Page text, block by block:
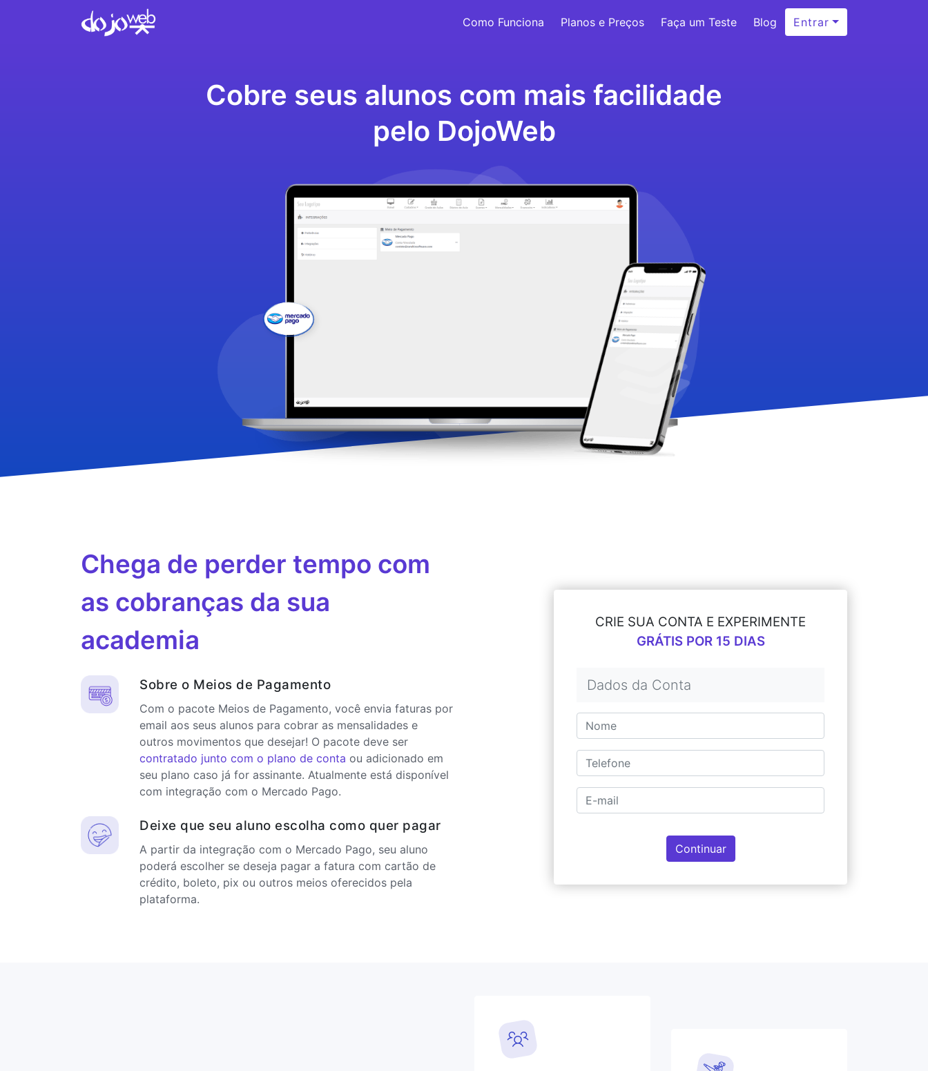
Como Funciona Planos e Preços Faça um Teste Blog Entrar
Cobre seus alunos com mais facilidade
pelo DojoWeb
Chega de perder tempo com
as cobranças da sua
academia
Sobre o Meios de Pagamento
Com o pacote Meios de Pagamento, você envia faturas por
email aos seus alunos para cobrar as mensalidades e
outros movimentos que desejar! O pacote deve ser
contratado junto com o plano de conta ou adicionado em
seu plano caso já for assinante. Atualmente está disponível
com integração com o Mercado Pago.
Deixe que seu aluno escolha como quer pagar
A partir da integração com o Mercado Pago, seu aluno
poderá escolher se deseja pagar a fatura com cartão de
crédito, boleto, pix ou outros meios oferecidos pela
plataforma.
CRIE SUA CONTA E EXPERIMENTE
GRÁTIS POR 15 DIAS
Dados da Conta
Continuar